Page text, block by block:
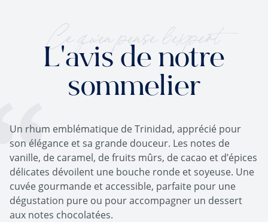
Ce qu'en pense l'expert
L'avis de notre
sommelier
Un rhum emblématique de Trinidad, apprécié pour
son élégance et sa grande douceur. Les notes de
vanille, de caramel, de fruits mûrs, de cacao et d’épices
délicates dévoilent une bouche ronde et soyeuse. Une
cuvée gourmande et accessible, parfaite pour une
dégustation pure ou pour accompagner un dessert
aux notes chocolatées.